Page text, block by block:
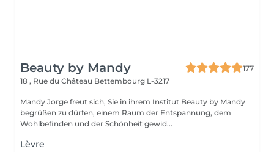
Beauty by Mandy
177
18 , Rue du Château Bettembourg L-3217
Mandy Jorge freut sich, Sie in ihrem Institut Beauty by Mandy
begrüßen zu dürfen, einem Raum der Entspannung, dem
Wohlbefinden und der Schönheit gewid...
Lèvre